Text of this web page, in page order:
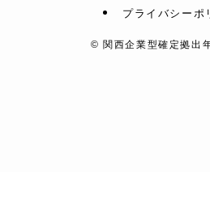
プライバシーポ
© 関西企業型確定拠出